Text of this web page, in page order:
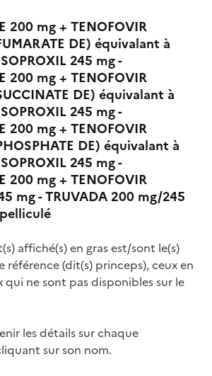
200 mg + TENOFOVIR
DE) équivalant à
245 mg -
200 mg + TENOFOVIR
DE) équivalant à
245 mg -
200 mg + TENOFOVIR
DE) équivalant à
245 mg -
200 mg + TENOFOVIR
mg - TRUVADA 200 mg/245
affiché(s) en gras est/sont le(s)
référence (dit(s) princeps), ceux en
ne sont pas disponibles sur le
les détails sur chaque
sur son nom.